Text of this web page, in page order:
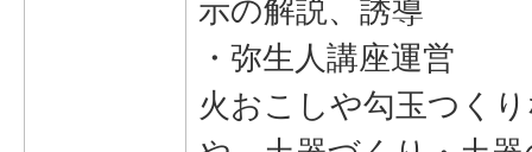
示の解説、誘導
・弥生人講座運営
火おこしや勾玉つく